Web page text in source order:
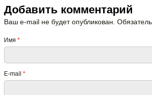
Добавить комментарий
Ваш e-mail не будет опубликован.
Имя *
E-mail *